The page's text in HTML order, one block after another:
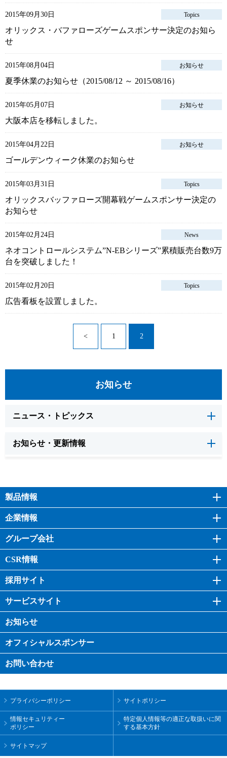
2015年09月30日 Topics
オリックス・バファローズゲームスポンサー決定のお知ら
せ
2015年08月04日 お知らせ
夏季休業のお知らせ（2015/08/12 ～ 2015/08/16）
2015年05月07日 お知らせ
大阪本店を移転しました。
2015年04月22日 お知らせ
ゴールデンウィーク休業のお知らせ
2015年03月31日 Topics
オリックスバッファローズ開幕戦ゲームスポンサー決定の
お知らせ
2015年02月24日 News
ネオコントロールシステム”N-EBシリーズ”累積販売台数9万
台を突破しました！
2015年02月20日 Topics
広告看板を設置しました。
< 1 2
お知らせ
ニュース・トピックス
お知らせ・更新情報
製品情報
企業情報
グループ会社
CSR情報
採用サイト
サービスサイト
お知らせ
オフィシャルスポンサー
お問い合わせ
プライバシーポリシー サイトポリシー
情報セキュリティー
ポリシー
特定個人情報等の適正な取扱いに関
する基本方針
サイトマップ